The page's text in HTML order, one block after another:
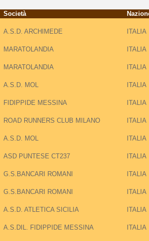
Società
A.S.D. ARCHIMEDE ITALIA
MARATOLANDIA ITALIA
MARATOLANDIA ITALIA
A.S.D. MOL ITALIA
FIDIPPIDE MESSINA ITALIA
ROAD RUNNERS CLUB MILANO ITALIA
A.S.D. MOL ITALIA
ASD PUNTESE CT237 ITALIA
G.S.BANCARI ROMANI ITALIA
G.S.BANCARI ROMANI ITALIA
A.S.D. ATLETICA SICILIA ITALIA
A.S.DIL. FIDIPPIDE MESSINA ITALIA